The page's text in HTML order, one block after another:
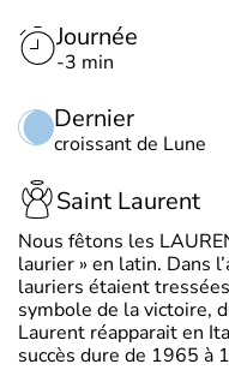
Journée
-3 min
Dernier
croissant de Lune
Saint Laurent
Nous fêtons les
laurier » en latin. Dans
lauriers étaient
symbole de la victoire,
Laurent réapparait en
succès dure de 1965 à